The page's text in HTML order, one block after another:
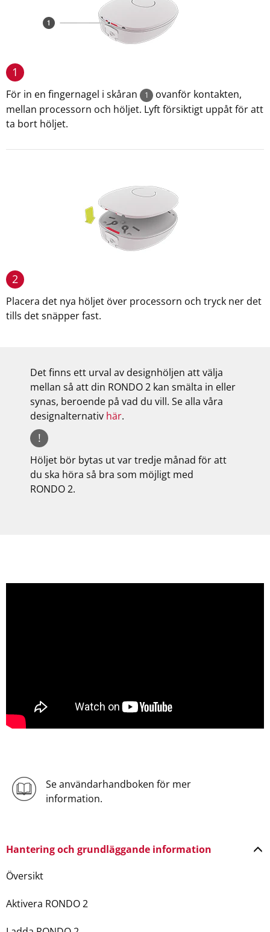
1
För in en fingernagel i skåran 1
ovanför kontakten,
mellan processorn och höljet. Lyft försiktigt uppåt för att
ta bort höljet.
2
Placera det nya höljet över processorn och tryck ner det
tills det snäpper fast.
Det finns ett urval av designhöljen att välja
mellan så att din RONDO 2 kan smälta in eller
synas, beroende på vad du vill. Se alla våra
designalternativ här.
!
Höljet bör bytas ut var tredje månad för att
du ska höra så bra som möjligt med
RONDO 2.
Se användarhandboken för mer
information.
Hantering och grundläggande information
Översikt
Aktivera RONDO 2